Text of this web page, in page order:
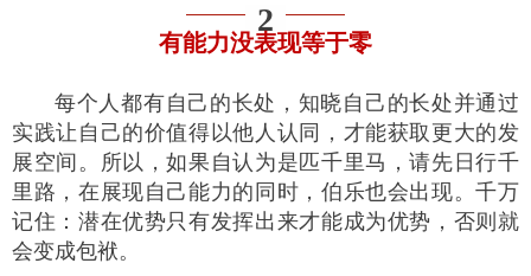
2
有能力没表现等于零
每个人都有自己的长处，知晓自己的长处并通过
实践让自己的价值得以他人认同，才能获取更大的发
展空间。所以，如果自认为是匹千里马，请先日行千
里路，在展现自己能力的同时，伯乐也会出现。千万
记住：潜在优势只有发挥出来才能成为优势，否则就
会变成包袱。